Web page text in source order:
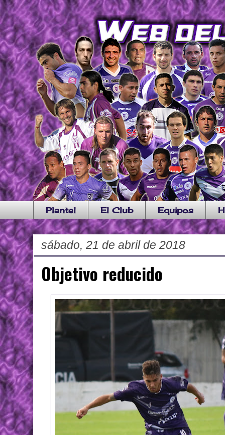
Plantel El Club Equipos
sábado, 21 de abril de 2018
Objetivo reducido